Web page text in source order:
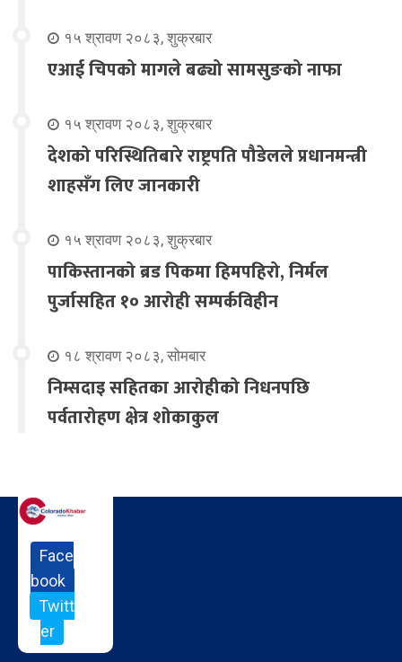
१५ श्रावण २०८३, शुक्रबार
एआई चिपको मागले बढ्यो सामसुङको नाफा
१५ श्रावण २०८३, शुक्रबार
देशको परिस्थितिबारे राष्ट्रपति पौडेलले प्रधानमन्त्री
शाहसँग लिए जानकारी
१५ श्रावण २०८३, शुक्रबार
पाकिस्तानको ब्रड पिकमा हिमपहिरो, निर्मल
पुर्जासहित १० आरोही सम्पर्कविहीन
१८ श्रावण २०८३, सोमबार
निम्सदाइ सहितका आरोहीको निधनपछि
पर्वतारोहण क्षेत्र शोकाकुल
Face
book
Twitt
er